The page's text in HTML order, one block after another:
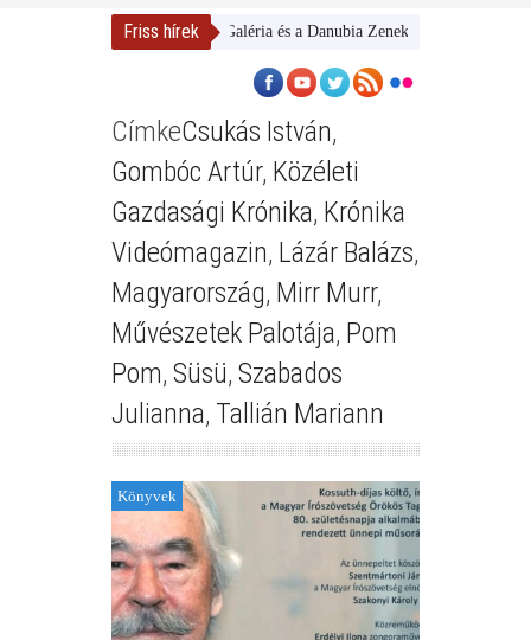
Friss hírek
Magyar Nemzeti Galéria és a Danubia Zenekar
CímkeCsukás István,
Gombóc Artúr, Közéleti
Gazdasági Krónika, Krónika
Videómagazin, Lázár Balázs,
Magyarország, Mirr Murr,
Művészetek Palotája, Pom
Pom, Süsü, Szabados
Julianna, Tallián Mariann
Könyvek